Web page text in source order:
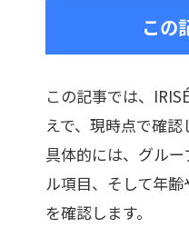
この
この記事では、
えで、現時点で確認
具体的には、グル
ル項目、そして年
を確認します。